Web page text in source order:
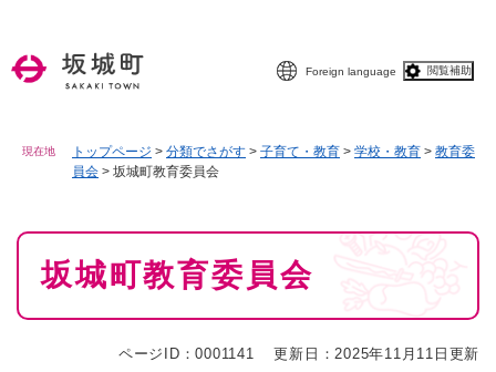
Foreign language 閲覧補助
現在地 トップページ > 分類でさがす > 子育て・教育 > 学校・教育 > 教育委
員会 > 坂城町教育委員会
本
坂城町教育委員会
ページID：0001141 更新日：2025年11月11日更新